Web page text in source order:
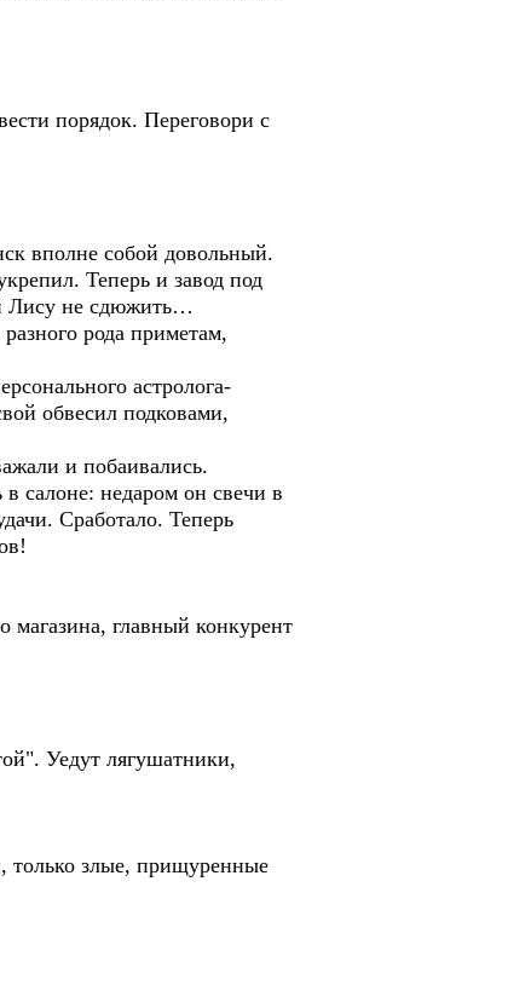
порядок. Переговори с
вполне собой довольный.
Теперь и завод под
Лису не сдюжить…
рода приметам,
астролога-
обвесил подковами,
и побаивались.
салоне: недаром он свечи в
Сработало. Теперь
главный конкурент
Уедут лягушатники,
злые, прищуренные